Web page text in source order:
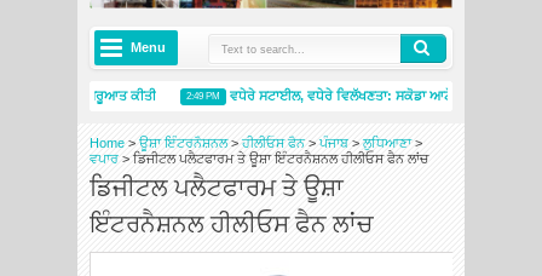
Menu
ਨੇ ਭਾਰਤ ਵਿੱਚ ਸ਼ੁਰੂਆਤ ਕੀਤੀ 2:49 PM
ਵਧੇਰੇ ਸਟਾਈਲ, ਵਧੇਰੇ ਵਿਲੱਖਣਤਾ: ਸਕੋਡਾ ਆਟੋ ਇੰਡੀਆ ਨੇ
Home > ਊਸ਼ਾ ਇੰਟਰਨੈਸ਼ਨਲ> ਹੀਲੀਓਸ ਫੈਨ> ਪੰਜਾਬ > ਲੁਧਿਆਣਾ>
ਵਪਾਰ >ਡਿਜੀਟਲ ਪਲੈਟਫਾਰਮ ਤੇ ਊਸ਼ਾ ਇੰਟਰਨੈਸ਼ਨਲ ਹੀਲੀਓਸ ਫੈਨ ਲਾਂਚ
ਡਿਜੀਟਲ ਪਲੈਟਫਾਰਮ ਤੇ ਊਸ਼ਾ
ਇੰਟਰਨੈਸ਼ਨਲ ਹੀਲੀਓਸ ਫੈਨ ਲਾਂਚ